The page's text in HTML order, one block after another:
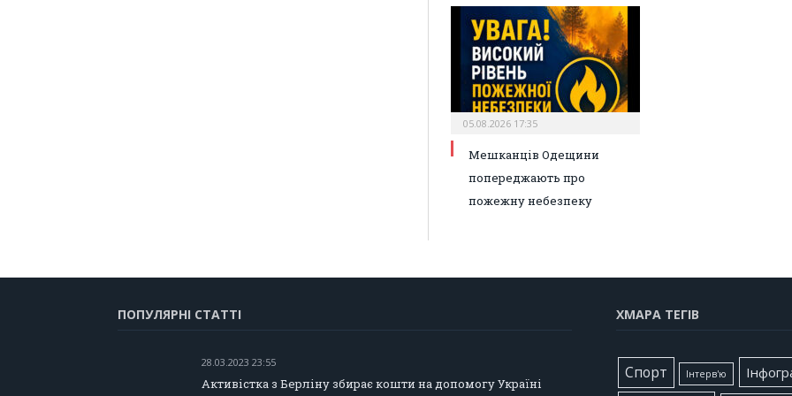
05.08.2026 17:35
Мешканців Одещини
попереджають про
пожежну небезпеку
ПОПУЛЯРНІ СТАТТІ
28.03.2023 23:55
Активістка з Берліну збирає кошти на допомогу Україні
ХМАРА ТЕГІВ
Cпорт Інтерв'ю